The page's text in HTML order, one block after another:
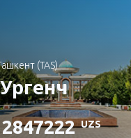
(TAS)
2847222 UZS